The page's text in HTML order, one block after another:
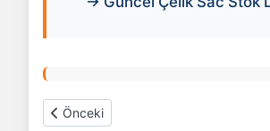
Önceki makale: QR Kod Oluşturucu
Önceki